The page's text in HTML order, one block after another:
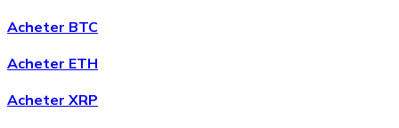
AcheterWrapped Bitcoin
Acheter BTC
Acheter ETH
Acheter XRP